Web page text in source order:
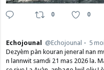
0 0
Echojounal @Echojounal
5
Dezyèm pàn kouran jeneral nan
n lannwit samdi 21 mas 2026 la.